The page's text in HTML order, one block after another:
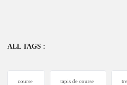
ALL TAGS :
course tapis de course